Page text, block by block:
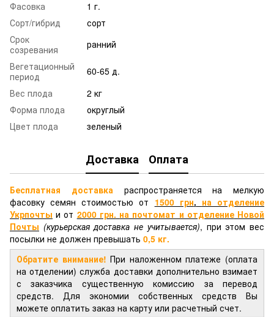
Фасовка
1 г.
Сорт/гибрид
сорт
Срок
созревания
ранний
Вегетационный
период
60-65 д.
Вес плода
2 кг
Форма плода
округлый
Цвет плода
зеленый
Доставка Оплата
Бесплатная доставка распространяется на мелкую
фасовку семян стоимостью от 1500 грн. на отделение
Укрпочты и от 2000 грн. на почтомат и отделение Новой
Почты (курьерская доставка не учитывается), при этом вес
посылки не должен превышать 0,5 кг.
Обратите внимание!При наложенном платеже (оплата
на отделении) служба доставки дополнительно взимает
с заказчика существенную комиссию за перевод
средств. Для экономии собственных средств Вы
можете оплатить заказ на карту или расчетный счет.